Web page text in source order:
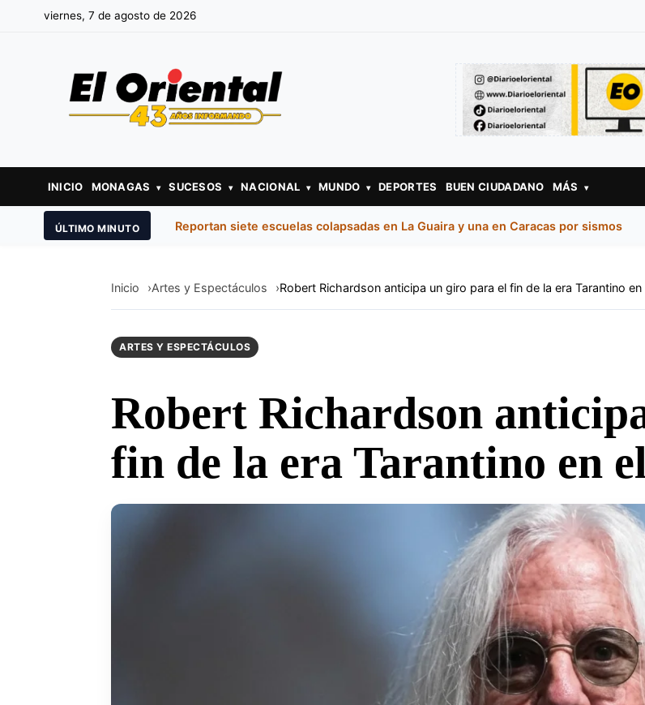
viernes, 7 de agosto de 2026
INICIO MONAGAS ▾ SUCESOS ▾ NACIONAL ▾ MUNDO ▾ DEPORTES BUEN CIUDADANO MÁS ▾
ÚLTIMO MINUTO Reportan siete escuelas colapsadas en La Guaira y una en Caracas por sismos
Inicio Artes y Espectáculos Robert Richardson anticipa un giro para el fin de la era Tarantino en
ARTES Y ESPECTÁCULOS
Robert Richardson
fin de la era Tarantino en